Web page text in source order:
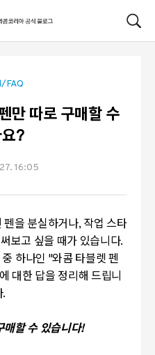
FAQ
만 따로 구매할 수
?
16:05
을 분실하거나, 작업 스타
보고 싶을 때가 있습니다.
하나인 "와콤 타블렛 펜
대한 답을 정리해 드립니
.
매할 수 있습니다!